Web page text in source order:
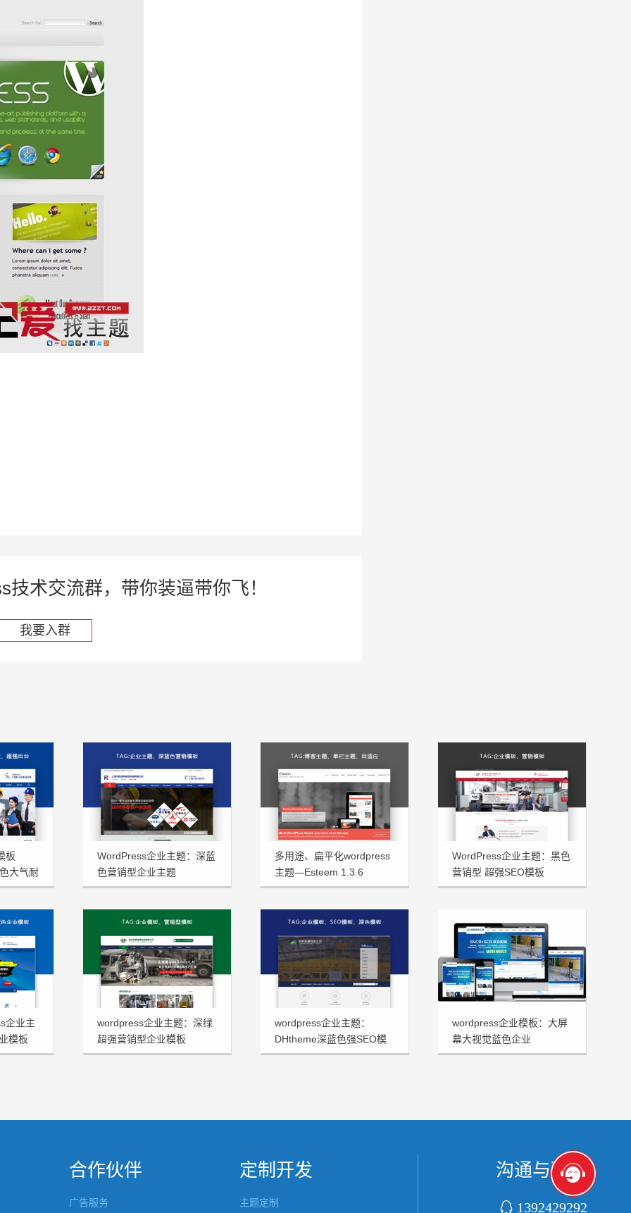
术交流群，带你装逼带你飞！
我要入群
板
大气耐
WordPress企业主题：深蓝
色营销型企业主题
NstTheme发布
多用途、扁平化wordpress
主题—Esteem 1.3.6
WordPress企业主题：黑色
营销型 超强SEO模板
JsTheme发布
企业主
模板
wordpress企业主题：深绿
超强营销型企业模板
FHtheme发布
wordpress企业主题：
DHtheme深蓝色强SEO模
板发布
wordpress企业模板：大屏
幕大视觉蓝色企业
HSTHEME发布
合作伙伴
广告服务
定制开发
主题定制
沟通与联系
 1392429292